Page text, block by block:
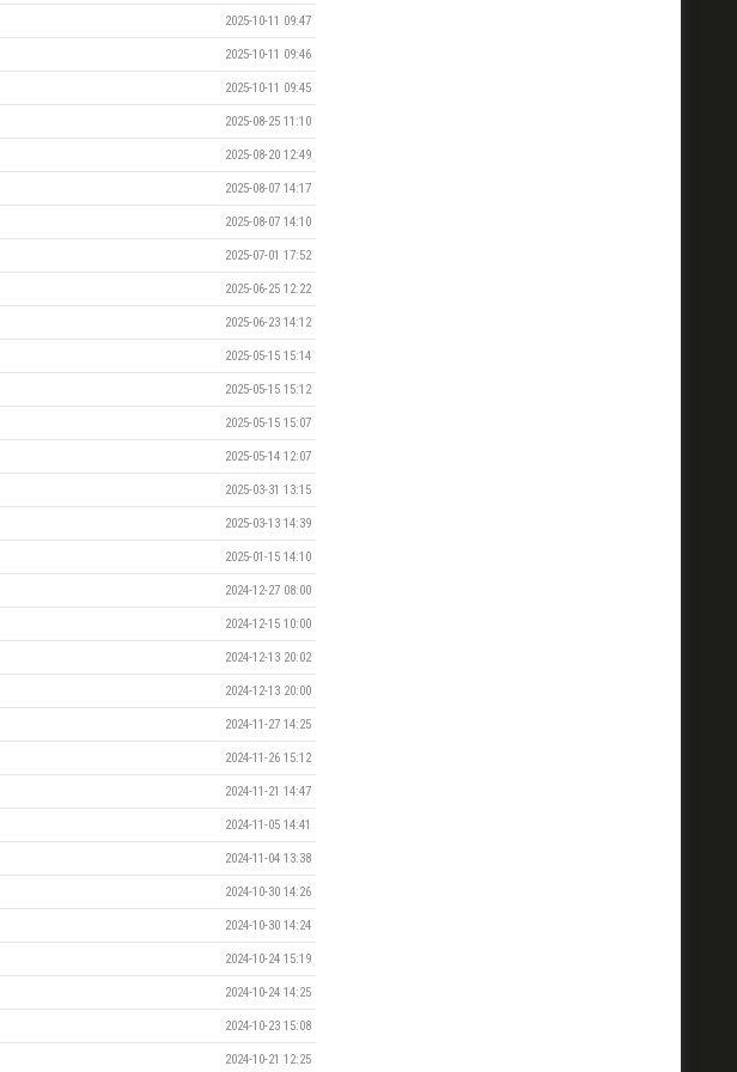
2025-10-11 09:47
2025-10-11 09:46
2025-10-11 09:45
2025-08-25 11:10
2025-08-20 12:49
2025-08-07 14:17
2025-08-07 14:10
2025-07-01 17:52
2025-06-25 12:22
2025-06-23 14:12
2025-05-15 15:14
2025-05-15 15:12
2025-05-15 15:07
2025-05-14 12:07
2025-03-31 13:15
2025-03-13 14:39
2025-01-15 14:10
2024-12-27 08:00
2024-12-15 10:00
2024-12-13 20:02
2024-12-13 20:00
2024-11-27 14:25
2024-11-26 15:12
2024-11-21 14:47
2024-11-05 14:41
2024-11-04 13:38
2024-10-30 14:26
2024-10-30 14:24
2024-10-24 15:19
2024-10-24 14:25
2024-10-23 15:08
2024-10-21 12:25